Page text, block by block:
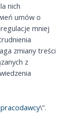
nich
umów o
mniej
zmiany treści
z
\”.